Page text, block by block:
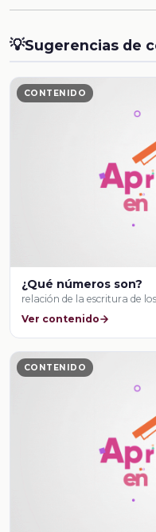
💡Sugerencias de
CONTENIDO
¿Qué números son?
relación de la escritura de
Ver contenido
CONTENIDO